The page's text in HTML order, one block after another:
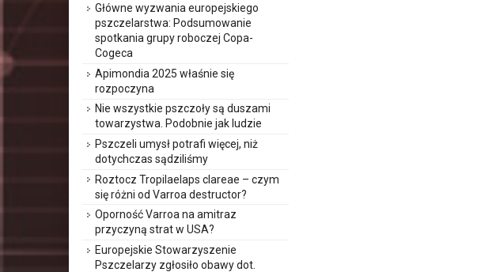
Główne wyzwania europejskiego
pszczelarstwa: Podsumowanie
spotkania grupy roboczej Copa-
Cogeca
Apimondia 2025 właśnie się
rozpoczyna
Nie wszystkie pszczoły są duszami
towarzystwa. Podobnie jak ludzie
Pszczeli umysł potrafi więcej, niż
dotychczas sądziliśmy
Roztocz Tropilaelaps clareae – czym
się różni od Varroa destructor?
Oporność Varroa na amitraz
przyczyną strat w USA?
Europejskie Stowarzyszenie
Pszczelarzy zgłosiło obawy dot.